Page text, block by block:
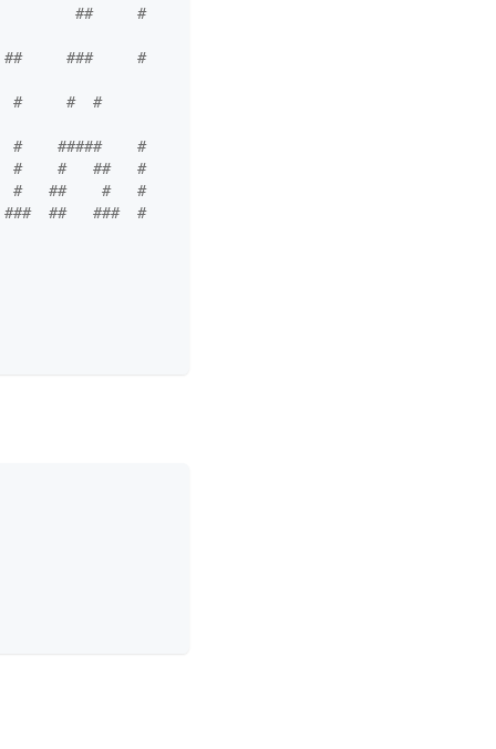
##     #
###     #
#     #  #
#####    #
#    #   ##   #
#   ##    #   #
##   ###  #